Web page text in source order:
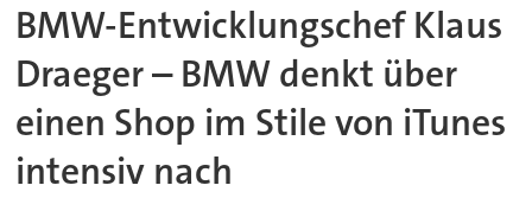
BMW-Entwicklungschef Klaus
Draeger – BMW denkt über
einen Shop im Stile von iTunes
intensiv nach